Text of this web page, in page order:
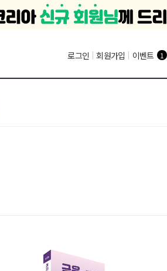
로그인 | 회원가입 | 이벤트 1